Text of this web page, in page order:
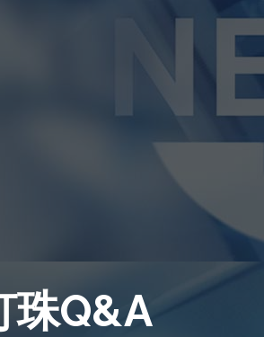
珠Q&A